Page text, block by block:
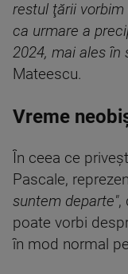
restul ţării
ca urmare a
2024, mai ales în
Mateescu.
Vreme
În ceea ce
Pascale,
suntem departe",
poate vorbi
în mod normal